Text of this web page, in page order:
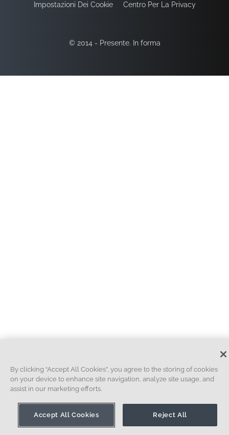
© 2014 - Presente. In forma
Impostazioni Dei Cookie
Centro Per La Privacy
By clicking “Accept All Cookies”, you agree to the storing of cookies
on your device to enhance site navigation, analyze site usage, and
assist in our marketing efforts.
Accept All Cookies Reject All